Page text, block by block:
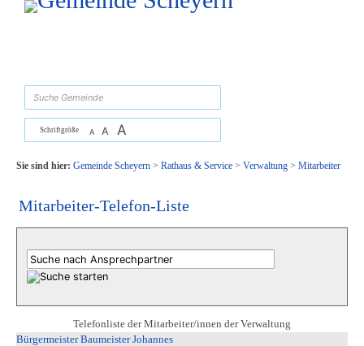
Zum Inhalt, zur Navigationoder zur Startseite springen.
Schriftgröße A A A
Sie sind hier: Gemeinde Scheyern> Rathaus & Service> Verwaltung> Mitarbeiter
Mitarbeiter-Telefon-Liste
Telefonliste der Mitarbeiter/innen der Verwaltung
Bürgermeister Baumeister Johannes